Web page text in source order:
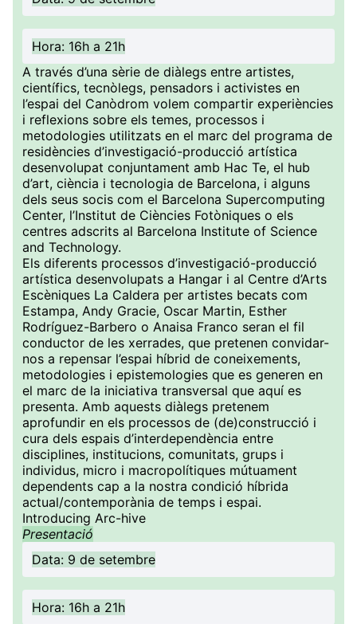
Hora: 16h a 21h
A través d’una sèrie de diàlegs entre artistes,
científics, tecnòlegs, pensadors i activistes en
l’espai del Canòdrom volem compartir experiències
i reflexions sobre els temes, processos i
metodologies utilitzats en el marc del programa de
residències d’investigació-producció artística
desenvolupat conjuntament amb Hac Te, el hub
d’art, ciència i tecnologia de Barcelona, ​​i alguns
dels seus socis com el Barcelona Supercomputing
Center, l’Institut de Ciències Fotòniques o els
centres adscrits al Barcelona Institute of Science
and Technology.
Els diferents processos d’investigació-producció
artística desenvolupats a Hangar i al Centre d’Arts
Escèniques La Caldera per artistes becats com
Estampa, Andy Gracie, Oscar Martin, Esther
Rodríguez-Barbero o Anaisa Franco seran el fil
conductor de les xerrades, que pretenen convidar-
nos a repensar l’espai híbrid de coneixements,
metodologies i epistemologies que es generen en
el marc de la iniciativa transversal que aquí es
presenta. Amb aquests diàlegs pretenem
aprofundir en els processos de (de)construcció i
cura dels espais d’interdependència entre
disciplines, institucions, comunitats, grups i
individus, micro i macropolítiques mútuament
dependents cap a la nostra condició híbrida
actual/contemporània de temps i espai.
Introducing Arc-hive
Presentació
Data: 9 de setembre
Hora: 16h a 21h